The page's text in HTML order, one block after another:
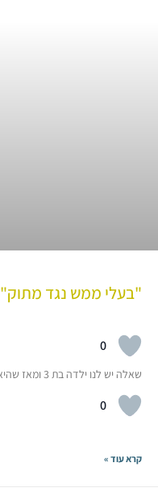
"בעלי ממש נגד מתוק"
0
שאלה יש לנו ילדה בת 3 ומאז שהיא נולדה בעלי ממש נגד מתוק אפילו לא עוגיות אני חושבת אחרת-שכן צריך לתת במינון מסוים כן לתת
0
קרא עוד »